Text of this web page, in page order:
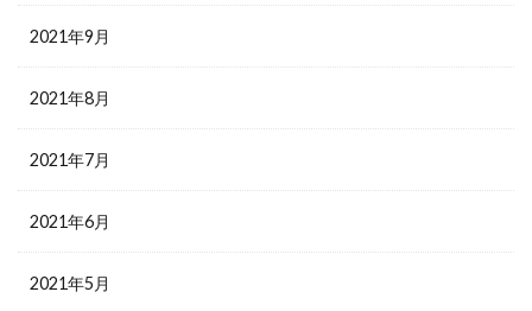
2021年9月
2021年8月
2021年7月
2021年6月
2021年5月